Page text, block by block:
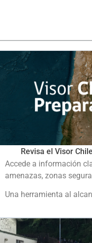
Revisa el Visor
Accede a información
amenazas, zonas
Una herramienta al